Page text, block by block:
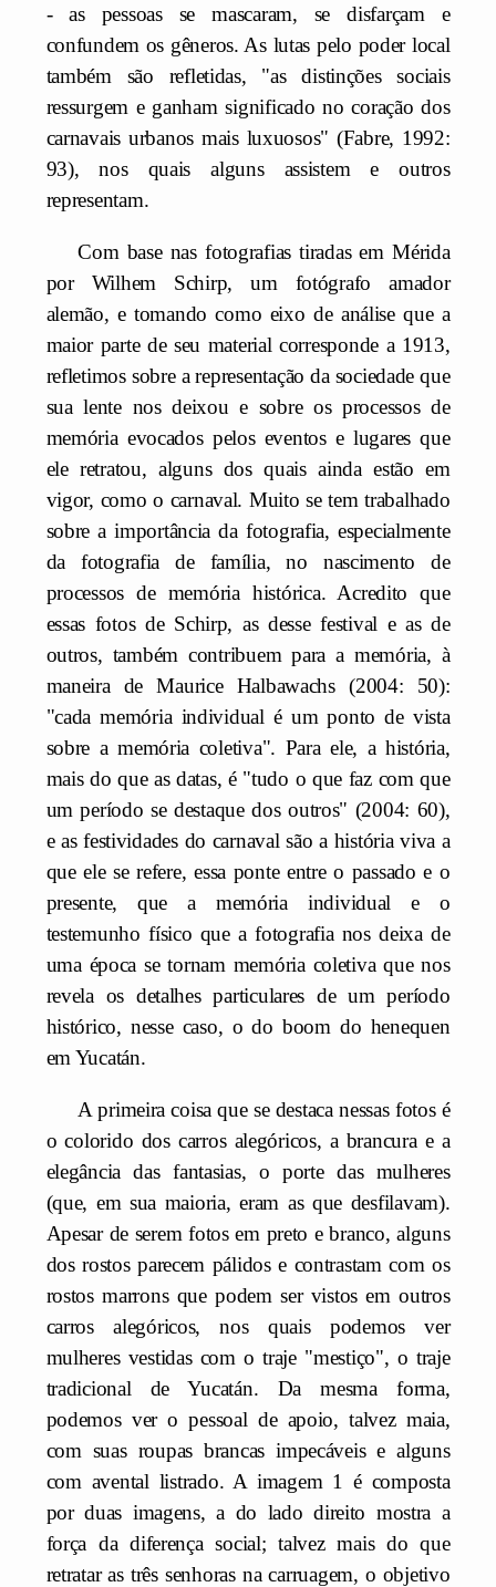
- as pessoas se mascaram, se disfarçam e
confundem os gêneros. As lutas pelo poder local
também são refletidas, "as distinções sociais
ressurgem e ganham significado no coração dos
carnavais urbanos mais luxuosos" (Fabre, 1992:
93), nos quais alguns assistem e outros
representam.
Com base nas fotografias tiradas em Mérida
por Wilhem Schirp, um fotógrafo amador
alemão, e tomando como eixo de análise que a
maior parte de seu material corresponde a 1913,
refletimos sobre a representação da sociedade que
sua lente nos deixou e sobre os processos de
memória evocados pelos eventos e lugares que
ele retratou, alguns dos quais ainda estão em
vigor, como o carnaval. Muito se tem trabalhado
sobre a importância da fotografia, especialmente
da fotografia de família, no nascimento de
processos de memória histórica. Acredito que
essas fotos de Schirp, as desse festival e as de
outros, também contribuem para a memória, à
maneira de Maurice Halbawachs (2004: 50):
"cada memória individual é um ponto de vista
sobre a memória coletiva". Para ele, a história,
mais do que as datas, é "tudo o que faz com que
um período se destaque dos outros" (2004: 60),
e as festividades do carnaval são a história viva a
que ele se refere, essa ponte entre o passado e o
presente, que a memória individual e o
testemunho físico que a fotografia nos deixa de
uma época se tornam memória coletiva que nos
revela os detalhes particulares de um período
histórico, nesse caso, o do boom do henequen
em Yucatán.
A primeira coisa que se destaca nessas fotos é
o colorido dos carros alegóricos, a brancura e a
elegância das fantasias, o porte das mulheres
(que, em sua maioria, eram as que desfilavam).
Apesar de serem fotos em preto e branco, alguns
dos rostos parecem pálidos e contrastam com os
rostos marrons que podem ser vistos em outros
carros alegóricos, nos quais podemos ver
mulheres vestidas com o traje "mestiço", o traje
tradicional de Yucatán. Da mesma forma,
podemos ver o pessoal de apoio, talvez maia,
com suas roupas brancas impecáveis e alguns
com avental listrado. A imagem 1 é composta
por duas imagens, a do lado direito mostra a
força da diferença social; talvez mais do que
retratar as três senhoras na carruagem, o objetivo